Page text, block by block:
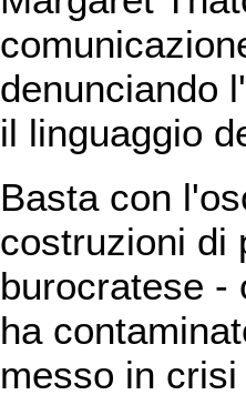
denunciando
il linguaggio
Basta con
costruzioni di
burocratese -
ha
messo in